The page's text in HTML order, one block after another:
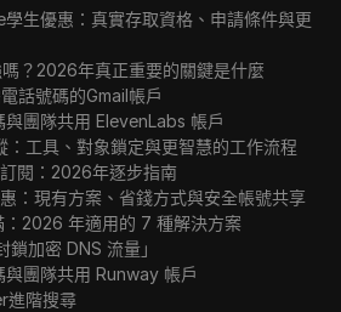
生優惠：真實存取資格、申請條件與更
？2026年真正重要的關鍵是什麼
話號碼的Gmail帳戶
團隊共用 ElevenLabs 帳戶
工具、對象鎖定與更智慧的工作流程
閱：2026年逐步指南
：現有方案、省錢方式與安全帳號共享
2026 年適用的 7 種解決方案
加密 DNS 流量」
團隊共用 Runway 帳戶
進階搜尋